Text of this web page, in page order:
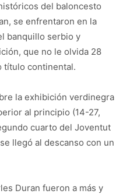
del baloncesto
se enfrentaron en la
banquillo serbio y
que no le olvida 28
título continental.
la exhibición verdinegra
al principio (14-27,
cuarto del Joventut
llegó al descanso con un
Duran fueron a más y